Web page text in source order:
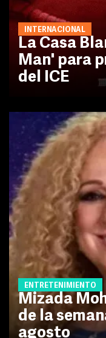
INTERNACIONAL
La Casa
Man' para
del ICE
ENTRETENIMIENTO
Mizada
de la
agosto